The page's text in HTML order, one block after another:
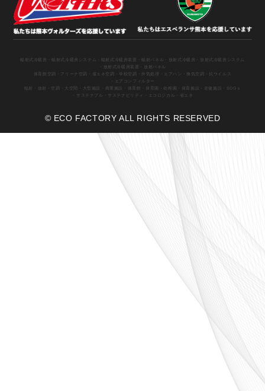
輻射式冷暖房 ・輻射式冷暖房システム ・輻射式冷暖房装置 ・輻射パネル ・放射式冷暖房
・放射式冷暖房システム
・放射式冷暖房装置
・放射パネル
体育館空調
・アリーナ空調 ・省エネ空調 ・学校空調 ・外気処理 ・エアハン ・換気空調
・抗ウイルス
・エアコンフィルター
輻射
・放射 ・空調 ・大空間 ・大型施設 ・商業施設 ・体育館 ・保育園 ・幼稚園 ・保育施設 ・老健施設 ・SDGｓ
・サステナブル
・サステナビリティ ・エコロジカル ・省エネ
© ECO FACTORY ALL RIGHTS RESERVED